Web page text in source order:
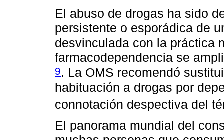
El abuso de drogas ha sido
persistente o esporádica de
desvinculada con la práctica
farmacodependencia se
9. La OMS recomendó
habituación a drogas por
connotación despectiva del
El panorama mundial del